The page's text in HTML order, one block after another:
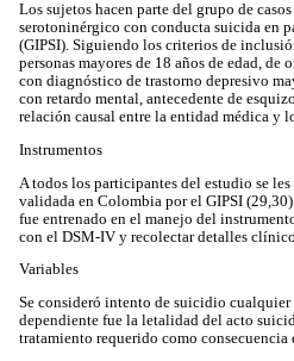
Los sujetos hacen parte del grupo de
serotoninérgico con conducta suicida en
(GIPSI). Siguiendo los criterios de
personas mayores de 18 años de edad,
con diagnóstico de trastorno depresivo
con retardo mental, antecedente de
relación causal entre la entidad médica y
Instrumentos
A todos los participantes del estudio se
validada en Colombia por el GIPSI
fue entrenado en el manejo del
con el DSM-IV y recolectar detalles
Variables
Se consideró intento de suicidio
dependiente fue la letalidad del acto
tratamiento requerido como